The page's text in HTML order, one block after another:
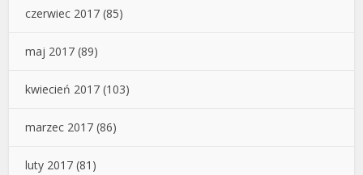
czerwiec 2017 (85)
maj 2017 (89)
kwiecień 2017 (103)
marzec 2017 (86)
luty 2017 (81)